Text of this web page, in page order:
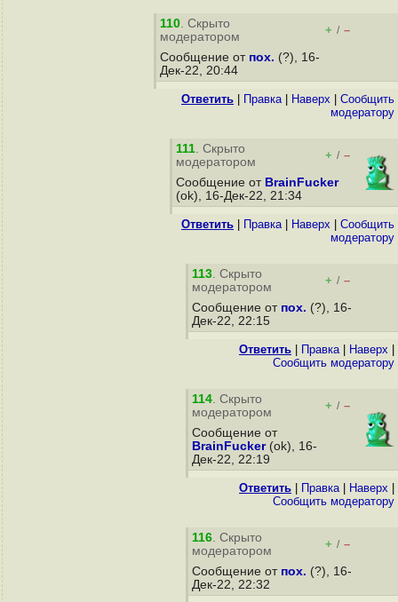
110. Скрыто
модератором
+ / –
Сообщение от пох. (?), 16-
Дек-22, 20:44
Ответить Правка| Наверх
Cообщить
модератору
111. Скрыто
модератором
+ / –
Сообщение от BrainFucker
(ok), 16-Дек-22, 21:34
Ответить Правка| Наверх
Cообщить
модератору
113. Скрыто
модератором
+ / –
Сообщение от пох. (?), 16-
Дек-22, 22:15
Ответить Правка| Наверх
Cообщить модератору
114. Скрыто
модератором
+ / –
Сообщение от
BrainFucker(ok), 16-
Дек-22, 22:19
Ответить Правка| Наверх
Cообщить модератору
116. Скрыто
модератором
+ / –
Сообщение от пох. (?), 16-
Дек-22, 22:32